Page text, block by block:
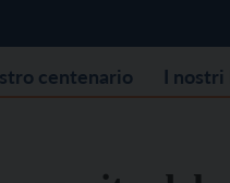
centenario I nostri